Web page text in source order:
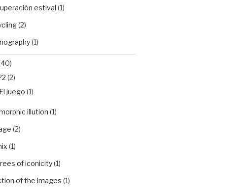
estival (1)
(2)
(1)
(2)
El juego (1)
illution (1)
(2)
(1)
of iconicity(1)
of the images (1)